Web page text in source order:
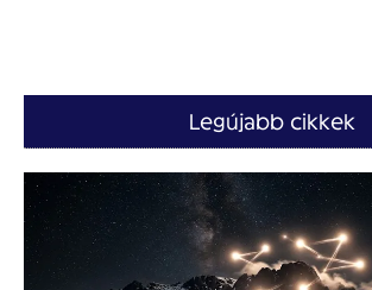
Legújabb cikkek